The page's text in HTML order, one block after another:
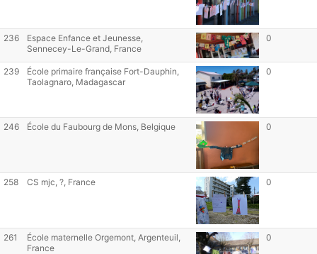
236
Espace Enfance et Jeunesse,
Sennecey-Le-Grand, France
0
239
École primaire française Fort-Dauphin,
Taolagnaro, Madagascar
0
246 École du Faubourg de Mons, Belgique 0
258 CS mjc, ?, France 0
261
École maternelle Orgemont, Argenteuil,
France
0